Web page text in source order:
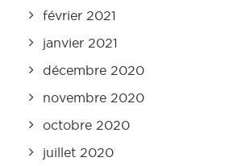
février 2021
janvier 2021
décembre 2020
novembre 2020
octobre 2020
juillet 2020